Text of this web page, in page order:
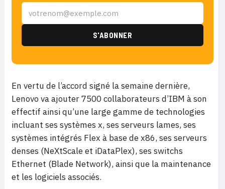
En vertu de l’accord signé la semaine dernière,
Lenovo va ajouter 7500 collaborateurs d’IBM à son
effectif ainsi qu’une large gamme de technologies
incluant ses systèmes x, ses serveurs lames, ses
systèmes intégrés Flex à base de x86, ses serveurs
denses (NeXtScale et iDataPlex), ses switchs
Ethernet (Blade Network), ainsi que la maintenance
et les logiciels associés.